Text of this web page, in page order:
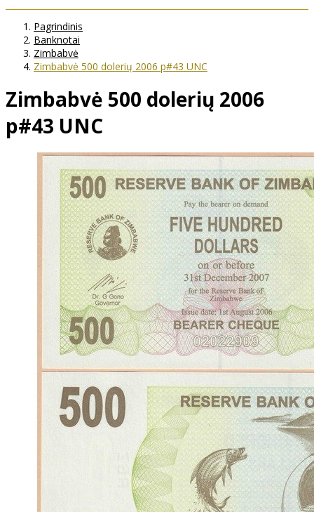
Pagrindinis
Banknotai
Zimbabvė
Zimbabvė 500 dolerių 2006 p#43 UNC
Zimbabvė 500 dolerių 2006
p#43 UNC